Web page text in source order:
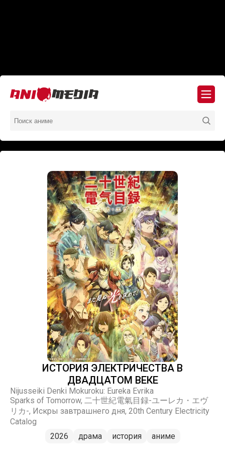
ИСТОРИЯ ЭЛЕКТРИЧЕСТВА В
ДВАДЦАТОМ ВЕКЕ
Nijusseiki Denki Mokuroku: Eureka Evrika
Sparks of Tomorrow, 二十世紀電氣目録-ユーレカ・エヴ
リカ-, Искры завтрашнего дня, 20th Century Electricity
Catalog
2026
драма история аниме